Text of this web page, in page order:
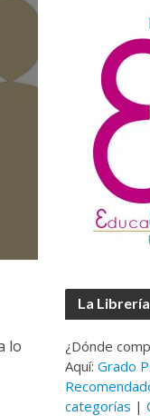
lo
La
¿Dónde
Aquí:Grado
categorías |